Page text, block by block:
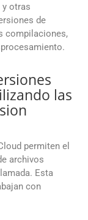
y otras
de
compilaciones,
las
permiten el
archivos
Esta
con